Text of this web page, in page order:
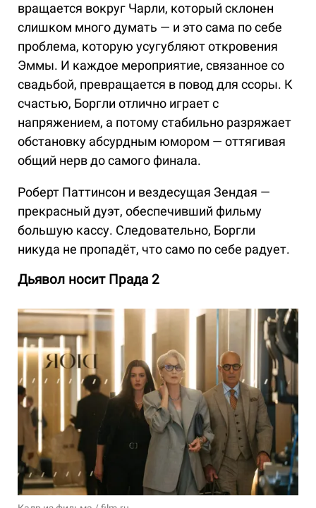
вращается вокруг Чарли, который склонен
слишком много думать — и это сама по себе
проблема, которую усугубляют откровения
Эммы. И каждое мероприятие, связанное со
свадьбой, превращается в повод для ссоры. К
счастью, Боргли отлично играет с
напряжением, а потому стабильно разряжает
обстановку абсурдным юмором — оттягивая
общий нерв до самого финала.
Роберт Паттинсон и вездесущая Зендая —
прекрасный дуэт, обеспечивший фильму
большую кассу. Следовательно, Боргли
никуда не пропадёт, что само по себе радует.
Дьявол носит Прада 2